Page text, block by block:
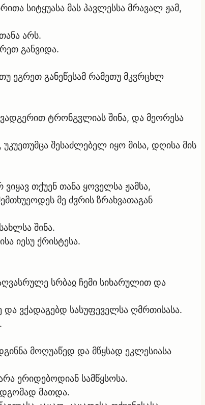
სიტყუასა მას პავლესსა მრავალ ჟამ,
არს.
განვიდა.
ეგრეთ განეწესამ რამეთუ მკჳრცხლ
ტრონგჳლიას შინა, და მეორესა
შესაძლებელ იყო მისა, დღისა მის
თქუენ თანა ყოველსა ჟამსა,
მე ძჳრის ზრახვათაგან
შინა.
იესუ ქრისტესა.
სრბაჲ ჩემი სიხარულით და
ვქადაგებდ სასუფეველსა ღმრთისასა.
მოღუაწედ და მწყსად ეკლესიასა
ერიდებოდიან სამწყსოსა.
მათდა.